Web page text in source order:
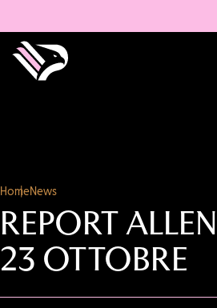
HomeNews
REPORT
23 OTTOBRE